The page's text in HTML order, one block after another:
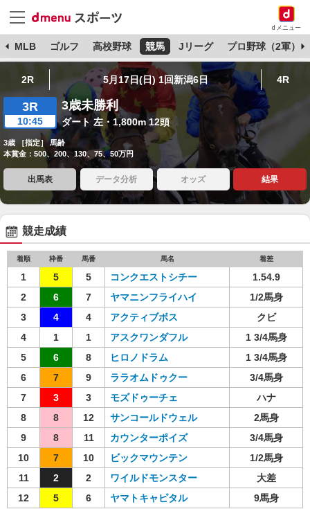
dメニュー
MLB ゴルフ 高校野球 競馬 Jリーグ プロ野球（2軍）
2R 5月17日(日) 1回新潟6日 4R
3R
10:45
3歳未勝利
ダート 左・1,800m 12頭
3歳 ［指定］ 馬齢
本賞金：500、200、130、75、50万円
出馬表 データ分析 オッズ 結果
競走成績
着順 枠番 馬番 馬名 着差
1 5 5 コンクエストシチー
1.54.9
2
6 7 ヤマニンフライハイ
1/2馬身
3
4 4 アクティブボス
クビ
4
1 1 アスクワンダフル
1 3/4馬身
5
6 8 ヒロノドラム
1 3/4馬身
6
7 9 ララオムドゥクー
3/4馬身
7
3 3 モズドゥーチェ
ハナ
8
8 12 サンコールドウェル
2馬身
9
8 11 カウンターポイズ
3/4馬身
10
7 10 ビックマウンテン
1/2馬身
11
2 2 ワイルドモンスター
大差
12
5 6 ヤマトキャピタル 9馬身